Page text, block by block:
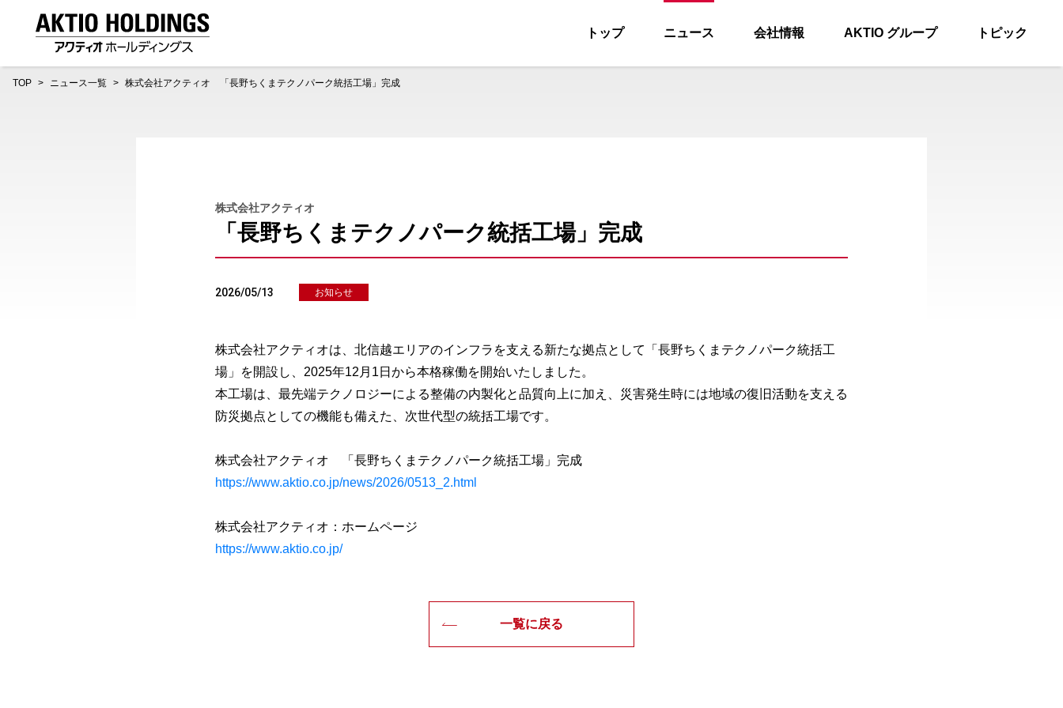
トップ ニュース 会社情報 AKTIO グループ トピック
TOP ニュース一覧 株式会社アクティオ 「長野ちくまテクノパーク統括工場」完成
株式会社アクティオ
「長野ちくまテクノパーク統括工場」完成
2026/05/13 お知らせ
株式会社アクティオは、北信越エリアのインフラを支える新たな拠点として「長野ちくまテクノパーク統括工
場」を開設し、2025年12月1日から本格稼働を開始いたしました。
本工場は、最先端テクノロジーによる整備の内製化と品質向上に加え、災害発生時には地域の復旧活動を支える
防災拠点としての機能も備えた、次世代型の統括工場です。
株式会社アクティオ 「長野ちくまテクノパーク統括工場」完成
https://www.aktio.co.jp/news/2026/0513_2.html
株式会社アクティオ：ホームページ
https://www.aktio.co.jp/
一覧に戻る